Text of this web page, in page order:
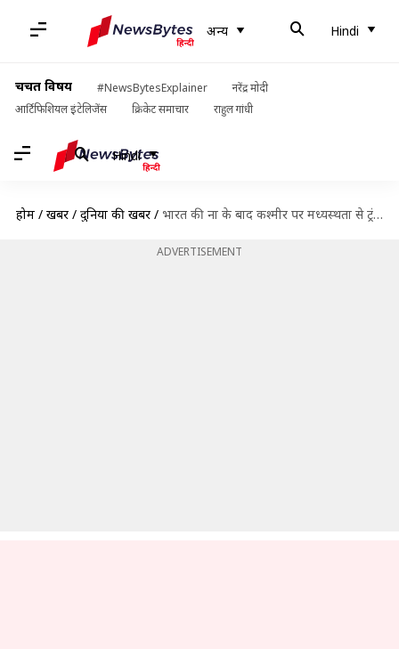
अन्य Hindi
चर्चित विषय #NewsBytesExplainer
नरेंद्र मोदी
आर्टिफिशियल इंटेलिजेंस
क्रिकेट समाचार राहुल गांधी
Hindi
होम / खबरें / दुनिया की खबरें / भारत की ना के बाद कश्मीर पर मध्यस्थता से ट्रंप का इनकार, पाक को बड़ा झटका
ADVERTISEMENT